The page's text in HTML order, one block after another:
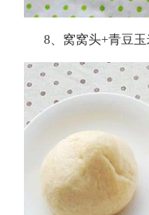
8、窝窝头+青豆